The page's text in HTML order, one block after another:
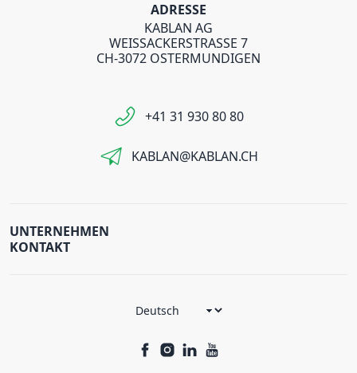
ADRESSE
KABLAN AG
WEISSACKERSTRASSE 7
CH-3072 OSTERMUNDIGEN
+41 31 930 80 80
KABLAN@KABLAN.CH
UNTERNEHMEN
KONTAKT